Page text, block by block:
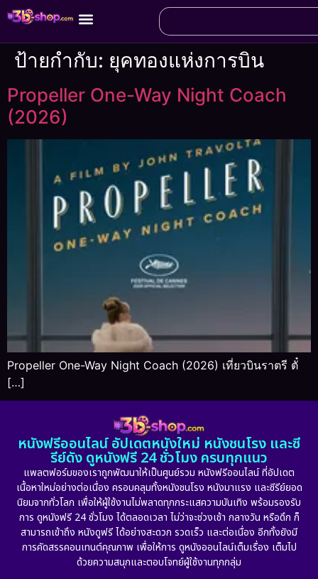
ป้ายกำกับ: ยุคทองแห่งการบิน
Propeller One-Way Night Coach
(2026)
Propeller One-Way Night Coach (2026) เที่ยวบินราตรี ตั๋
[…]
หนังฟรีออนไลน์ อัปเดตหนังใหม่ หนังชนโรง และซี
รีย์ดัง ดูหนังฟรี 24 ชั่วโมง ครบทุกแนว
แพลตฟอร์มของเราถูกพัฒนาให้เป็นศูนย์รวม หนังฟรีออนไลน์ ที่อัปเดต
เนื้อหาใหม่อย่างต่อเนื่อง ครอบคลุมทั้งหนังชนโรง หนังมาแรง และซีรีย์ยอด
นิยมจากทั่วโลก เพื่อให้ผู้ใช้งานไม่พลาดทุกกระแสความบันเทิง พร้อมรองรับ
การ ดูหนังฟรี 24 ชั่วโมง ได้ตลอดเวลา ไม่ว่าจะช่วงเช้า กลางวัน หรือดึก ก็
สามารถเข้าถึง หนังดูฟรี ได้อย่างสะดวก รวดเร็ว และต่อเนื่อง อีกทั้งยังมี
การคัดสรรคอนเทนต์คุณภาพ เพื่อให้การ ดูหนังออนไลน์เต็มเรื่อง เต็มไป
ด้วยความสนุกและตอบโจทย์ผู้ใช้งานทุกกลุ่ม